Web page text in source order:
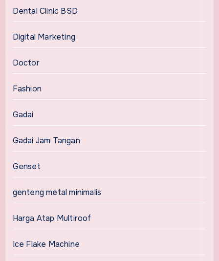
Dental Clinic BSD
Digital Marketing
Doctor
Fashion
Gadai
Gadai Jam Tangan
Genset
genteng metal minimalis
Harga Atap Multiroof
Ice Flake Machine